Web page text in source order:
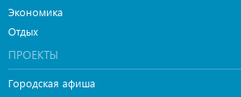
Экономика
Отдых
ПРОЕКТЫ
Городская афиша